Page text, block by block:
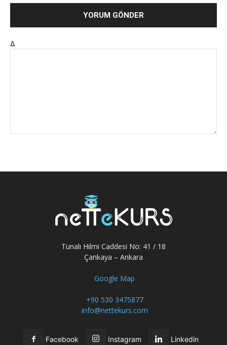
Δ
Tunalı Hilmi Caddesi No: 41 / 18
Çankaya – Ankara
Google Map
+90 530 3475877
info@nettekurs.com
Facebook Instagram Linkedin